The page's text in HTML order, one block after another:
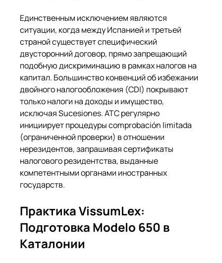
Единственным исключением являются
ситуации, когда между Испанией и третьей
страной существует специфический
двусторонний договор, прямо запрещающий
подобную дискриминацию в рамках налогов на
капитал. Большинство конвенций об избежании
двойного налогообложения (CDI) покрывают
только налоги на доходы и имущество,
исключая Sucesiones. ATC регулярно
инициирует процедуры comprobación limitada
(ограниченной проверки) в отношении
нерезидентов, запрашивая сертификаты
налогового резидентства, выданные
компетентными органами иностранных
государств.
Практика VissumLex:
Подготовка Modelo 650 в
Каталонии